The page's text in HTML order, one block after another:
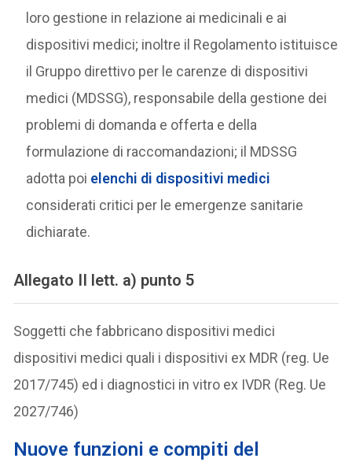
loro gestione in relazione ai medicinali e ai
dispositivi medici; inoltre il Regolamento istituisce
il Gruppo direttivo per le carenze di dispositivi
medici (MDSSG), responsabile della gestione dei
problemi di domanda e offerta e della
formulazione di raccomandazioni; il MDSSG
adotta poi elenchi di dispositivi medici
considerati critici per le emergenze sanitarie
dichiarate.
Allegato II lett. a) punto 5
Soggetti che fabbricano dispositivi medici
dispositivi medici quali i dispositivi ex MDR (reg. Ue
2017/745) ed i diagnostici in vitro ex IVDR (Reg. Ue
2027/746)
Nuove funzioni e compiti del